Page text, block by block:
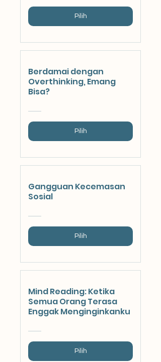
Pilih
Berdamai dengan
Overthinking, Emang
Bisa?
Pilih
Gangguan Kecemasan
Sosial
Pilih
Mind Reading: Ketika
Semua Orang Terasa
Enggak Menginginkanku
Pilih